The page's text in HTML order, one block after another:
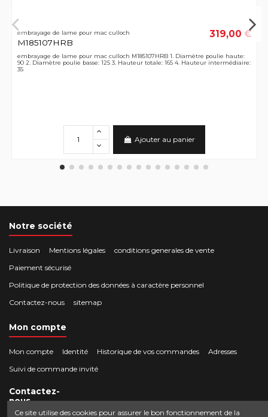
embrayage de lame pour mac culloch
M185107HRB
319,00 €
embrayage de lame pour mac culloch M185107HRB 1. Diamètre poulie haute:
90 2. Diamètre poulie basse: 125 3. Hauteur totale: 165 4. Hauteur intermédiaire:
35
Ajouter au panier
Notre société
Livraison Mentions légales
conditions generales de vente
Paiement sécurisé
Politique de protection des données à caractère personnel
Contactez-nous
sitemap
Mon compte
Mon compte Identité Historique de vos commandes
Adresses
Suivi de commande invité
Contactez-
nous
Ce site utilise des cookies pour assurer le bon fonctionnement de la